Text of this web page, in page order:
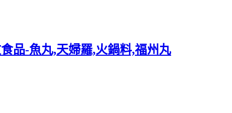
品-魚丸,天婦羅,火鍋料,福州丸